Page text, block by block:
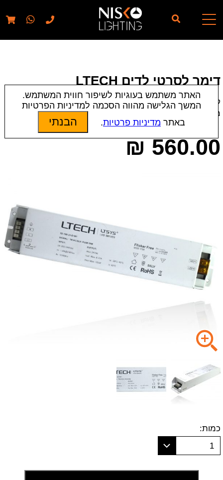
// elementor template for pages - should also ignore woo
pages!!
דימר לסרטי לדים LTECH
קטגוריות:אביזרים|שנאים, ספקים ודרייברים
מק״ט:
13785
560.00
₪
כמות:
1
האתר משתמש בעוגיות לשיפור חווית המשתמש.
המשך הגלישה מהווה הסכמה למדיניות הפרטיות
באתר מדיניות פרטיות. הבנתי